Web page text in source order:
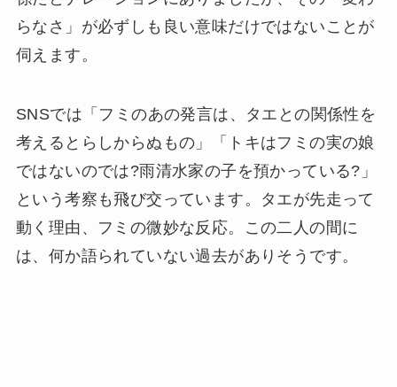
らなさ」が必ずしも良い意味だけではないことが
伺えます。
SNSでは「フミのあの発言は、タエとの関係性を
考えるとらしからぬもの」「トキはフミの実の娘
ではないのでは?雨清水家の子を預かっている?」
という考察も飛び交っています。タエが先走って
動く理由、フミの微妙な反応。この二人の間に
は、何か語られていない過去がありそうです。